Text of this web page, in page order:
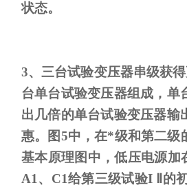
状态。
3、三台试验变压器串级获
台单台试验变压器组成，单
出几倍的单台试验变压器输
惠。图5中，在*级和第二级
基本原理图中，低压电源加
A1 、 C1给第三级试验I
Ⅱ的